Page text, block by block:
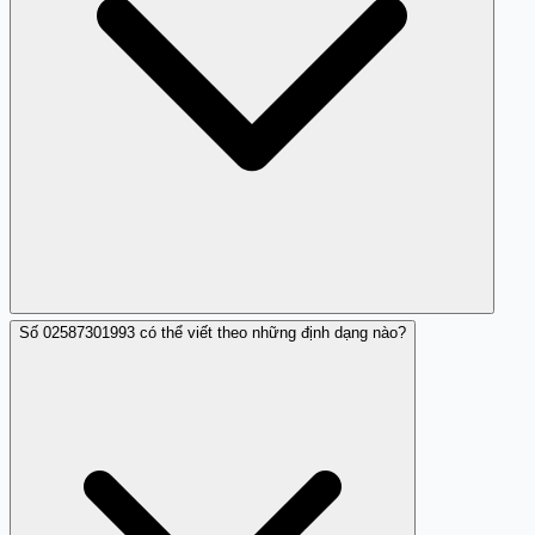
Bạn có thể tham khảo ý kiến từ cộng đồng trên Trang
Số 02587301993 có thể viết theo những định dạng nào?